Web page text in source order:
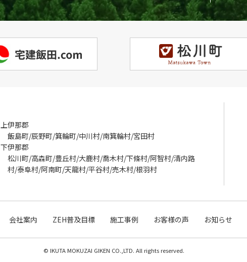
上伊那郡
飯島町/辰野町/箕輪町/中川村/南箕輪村/宮田村
下伊那郡
松川町/高森町/豊丘村/大鹿村/喬木村/下條村/阿智村/清内路
村/泰阜村/阿南町/天龍村/平谷村/売木村/根羽村
会社案内 ZEH普及目標 施工事例 お客様の声 お知らせ
© IKUTA MOKUZAI GIKEN CO.,LTD. All rights reserved.